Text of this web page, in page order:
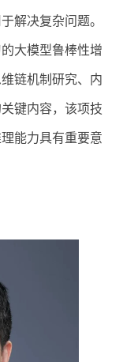
解决复杂问题。
大模型鲁棒性增
链机制研究、内
键内容，该项技
能力具有重要意